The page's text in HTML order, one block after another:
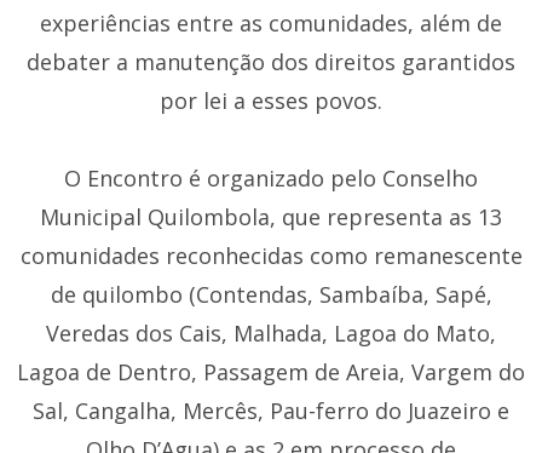
experiências entre as comunidades, além de
debater a manutenção dos direitos garantidos
por lei a esses povos.
O Encontro é organizado pelo Conselho
Municipal Quilombola, que representa as 13
comunidades reconhecidas como remanescente
de quilombo (Contendas, Sambaíba, Sapé,
Veredas dos Cais, Malhada, Lagoa do Mato,
Lagoa de Dentro, Passagem de Areia, Vargem do
Sal, Cangalha, Mercês, Pau-ferro do Juazeiro e